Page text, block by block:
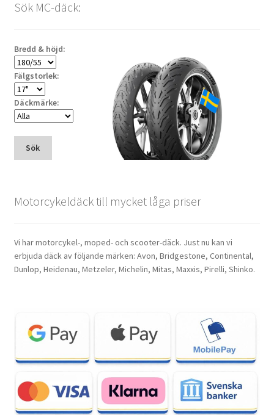
Sök MC-däck:
Bredd & höjd:
Fälgstorlek:
Däckmärke:
Sök
Motorcykeldäck till mycket låga priser
Vi har motorcykel-, moped- och scooter-däck. Just nu kan vi
erbjuda däck av följande märken: Avon, Bridgestone, Continental,
Dunlop, Heidenau, Metzeler, Michelin, Mitas, Maxxis, Pirelli, Shinko.